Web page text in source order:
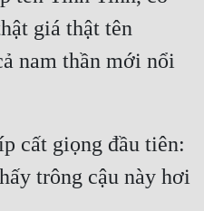
giá thật tên
nam thần mới nổi
cất giọng đầu tiên:
trông cậu này hơi